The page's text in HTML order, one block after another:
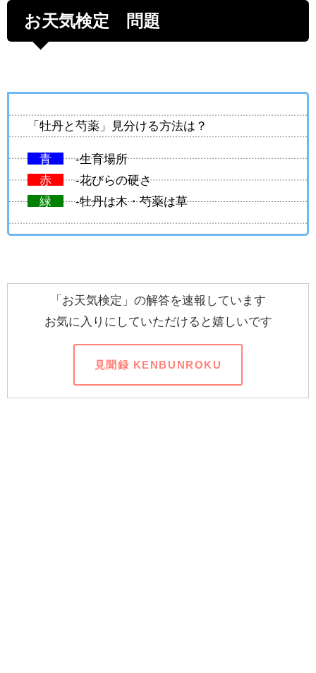
お天気検定 問題
「牡丹と芍薬」見分ける方法は？
青
-生育場所
赤
-花びらの硬さ
緑
-牡丹は木・芍薬は草
「お天気検定」の解答を速報しています
お気に入りにしていただけると嬉しいです
見聞録 KENBUNROKU